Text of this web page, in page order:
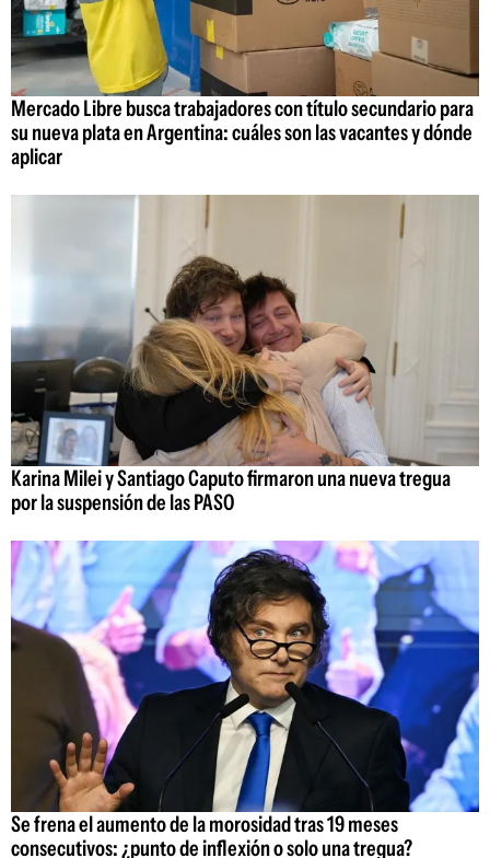
Mercado Libre busca trabajadores con título secundario para
su nueva plata en Argentina: cuáles son las vacantes y dónde
aplicar
Karina Milei y Santiago Caputo firmaron una nueva tregua
por la suspensión de las PASO
Se frena el aumento de la morosidad tras 19 meses
consecutivos: ¿punto de inflexión o solo una tregua?